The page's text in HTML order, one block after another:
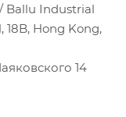
Ballu Industrial
18B, Hong Kong,
14